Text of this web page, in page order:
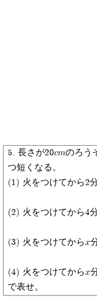
5. 長さが20cmのろう
つ短くなる。
(1) 火をつけてから2
(2) 火をつけてから4
(3) 火をつけてからx
(4) 火をつけてからx
で表せ。